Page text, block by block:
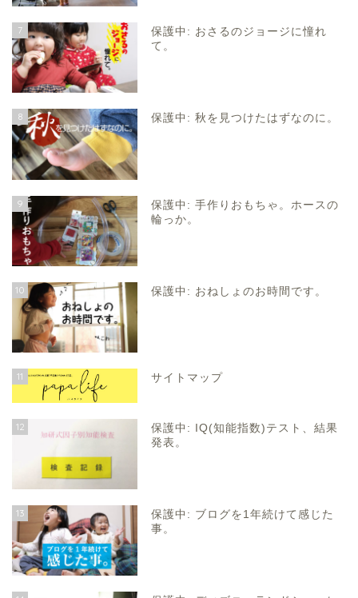
7
保護中: おさるのジョージに憧れ
て。
8 保護中: 秋を見つけたはずなのに。
9
保護中: 手作りおもちゃ。ホースの
輪っか。
10 保護中: おねしょのお時間です。
11 サイトマップ
12
保護中: IQ(知能指数)テスト、結果
発表。
13
保護中: ブログを1年続けて感じた
事。